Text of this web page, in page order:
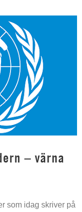
– värna
som idag skriver på